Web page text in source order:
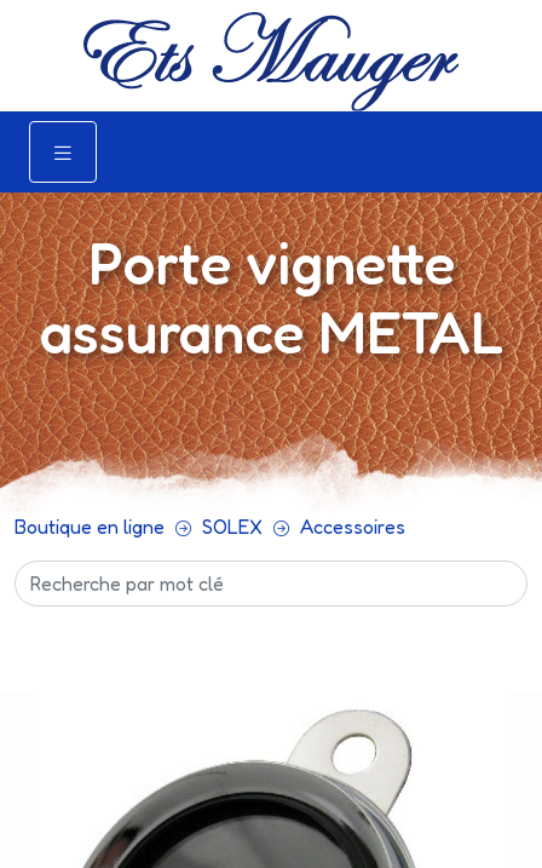
Porte vignette
assurance METAL
Boutique en ligne SOLEX Accessoires